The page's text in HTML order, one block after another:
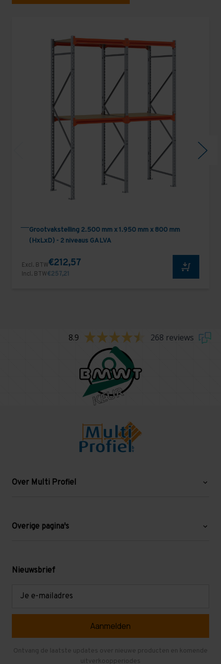
Grootvakstelling 2.500 mm x 1.950 mm x 800 mm
(HxLxD) - 2 niveaus GALVA
Excl. BTW€212,57
Incl. BTW€257,21
8.9 268 reviews
Over Multi Profiel
Blog
Levering en afhalen
Overige pagina's
Mezzanine
Gebruikte entresolvloeren
Nieuwsbrief
Ontvang de laatste updates over nieuwe producten en komende
uitverkoopperiodes